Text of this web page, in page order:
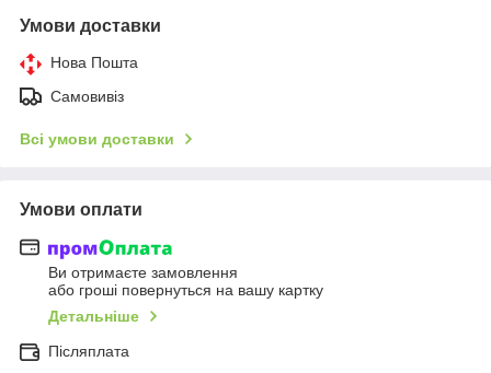
Умови доставки
Нова Пошта
Самовивіз
Всі умови доставки
Умови оплати
Ви отримаєте замовлення
або гроші повернуться на вашу картку
Детальніше
Післяплата